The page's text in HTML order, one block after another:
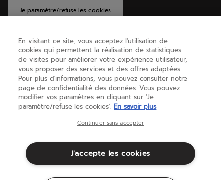
Je paramètre/refuse les cookies
AIDE
A PROPOS
(français)
En visitant ce site, vous acceptez l'utilisation de
cookies qui permettent la réalisation de statistiques
de visites pour améliorer votre expérience utilisateur,
vous proposer des services et des offres adaptées.
Pour plus d'informations, vous pouvez consulter notre
page de confidentialité des données. Vous pouvez
modifier vos paramètres en cliquant sur "Je
paramètre/refuse les cookies". En savoir plus
Continuer sans accepter
J'accepte les cookies